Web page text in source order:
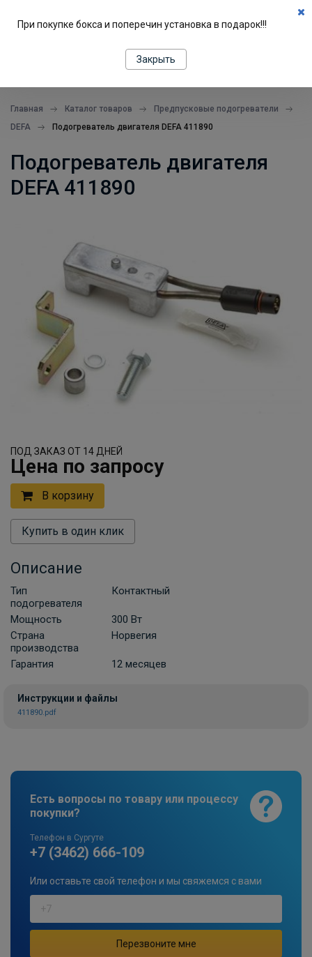
Главная Каталог товаров
Предпусковые подогреватели
DEFA
Подогреватель двигателя DEFA 411890
Подогреватель двигателя
DEFA 411890
ПОД ЗАКАЗ ОТ 14 ДНЕЙ
Цена по запросу
В корзину
Купить в один клик
Описание
Тип
подогревателя
Контактный
Мощность
300 Вт
Страна
производства
Норвегия
Гарантия 12 месяцев
Инструкции и файлы
411890.pdf
Есть вопросы по товару или процессу
покупки?
Телефон в Сургуте
+7 (3462) 666-109
Или оставьте свой телефон и мы свяжемся с вами
При покупке бокса и поперечин установка в подарок!!!
Закрыть